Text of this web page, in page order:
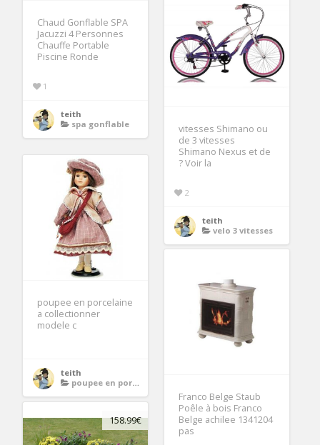
Chaud Gonflable SPA
Jacuzzi 4 Personnes
Chauffe Portable
Piscine Ronde
1
teith
spa gonflable
vitesses Shimano ou
de 3 vitesses
Shimano Nexus et de
? Voir la
2
teith
velo 3 vitesses
poupee en porcelaine
a collectionner
modele c
teith
poupee en porcelaine
Franco Belge Staub
Poêle à bois Franco
Belge achilee 1341204
pas
158.99€